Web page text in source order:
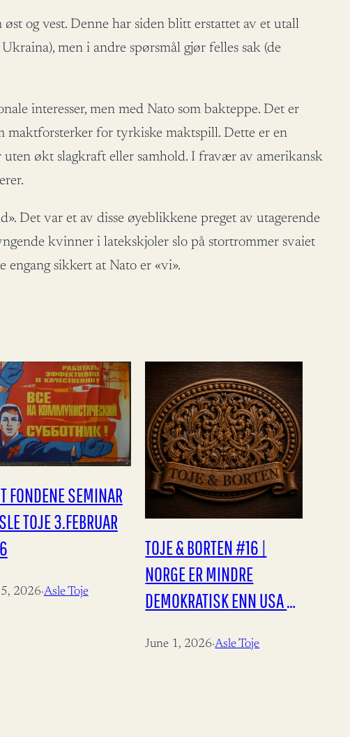
og vest. Denne har siden blitt erstattet av et utall
men i andre spørsmål gjør felles sak (de
interesser, men med Nato som bakteppe. Det er
maktforsterker for tyrkiske maktspill. Dette er en
uten økt slagkraft eller samhold. I fravær av amerikansk
Det var et av disse øyeblikkene preget av utagerende
kvinner i latekskjoler slo på stortrommer svaiet
engang sikkert at Nato er «vi».
FONDENE SEMINAR
TOJE 3.FEBRUAR
2026·Asle Toje
TOJE & BORTEN #16 |
NORGE ER MINDRE
DEMOKRATISK ENN USA —
June 1, 2026·Asle Toje